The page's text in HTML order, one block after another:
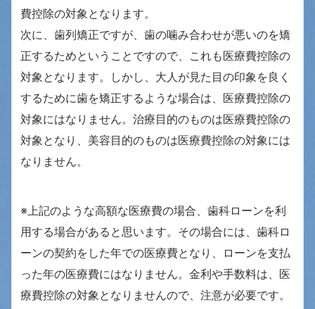
費控除の対象となります。
次に、歯列矯正ですが、歯の噛み合わせが悪いのを矯
正するためということですので、これも医療費控除の
対象となります。しかし、大人が見た目の印象を良く
するために歯を矯正するような場合は、医療費控除の
対象にはなりません。治療目的のものは医療費控除の
対象となり、美容目的のものは医療費控除の対象には
なりません。
※上記のような高額な医療費の場合、歯科ローンを利
用する場合があると思います。その場合には、歯科ロ
ーンの契約をした年での医療費となり、ローンを支払
った年の医療費にはなりません。金利や手数料は、医
療費控除の対象となりませんので、注意が必要です。